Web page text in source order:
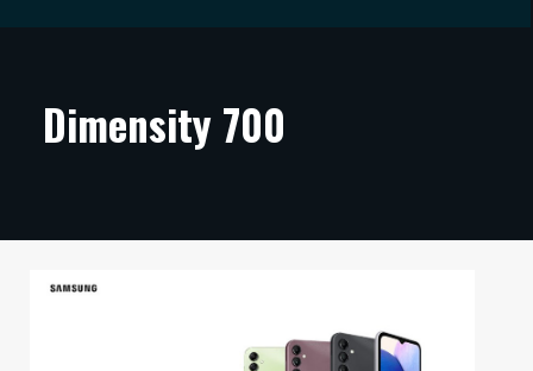
ARTIKKELIT
TECHBBS
TIETOA
Dimensity 700